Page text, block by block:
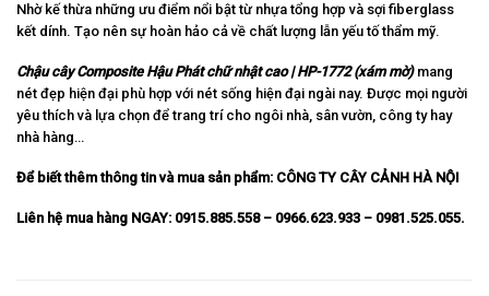
Nhờ kế thừa những ưu điểm nổi bật từ nhựa tổng hợp và sợi fiberglass
kết dính. Tạo nên sự hoàn hảo cả về chất lượng lẫn yếu tố thẩm mỹ.
Chậu cây Composite Hậu Phát chữ nhật cao | HP-1772 (xám mờ)mang
nét đẹp hiện đại phù hợp với nét sống hiện đại ngài nay. Được mọi người
yêu thích và lựa chọn để trang trí cho ngôi nhà, sân vườn, công ty hay
nhà hàng…
Để biết thêm thông tin và mua sản phẩm: CÔNG TY CÂY CẢNH HÀ NỘI
Liên hệ mua hàng NGAY: 0915.885.558 – 0966.623.933 – 0981.525.055.